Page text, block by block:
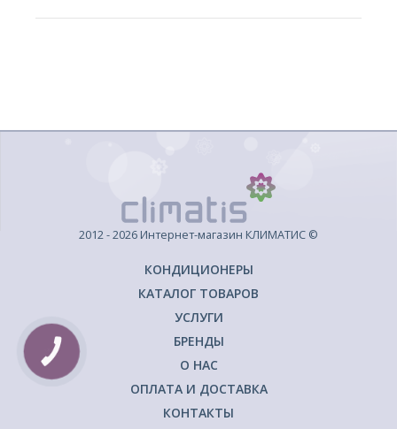
2012 - 2026 Интернет-магазин КЛИМАТИС ©
КОНДИЦИОНЕРЫ
КАТАЛОГ ТОВАРОВ
УСЛУГИ
БРЕНДЫ
О НАС
ОПЛАТА И ДОСТАВКА
КОНТАКТЫ
КНОПКА
ЗВ'ЯЗКУ